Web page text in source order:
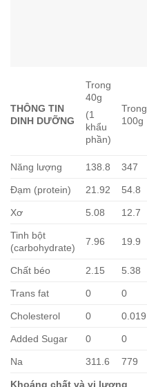
THÔNG TIN
DINH DƯỠNG
Trong
40g
(1
khẩu
phần)
Trong
100g
Năng lượng 138.8 347
Đạm (protein) 21.92 54.8
Xơ 5.08 12.7
Tinh bột
(carbohydrate)
7.96 19.9
Chất béo 2.15 5.38
Trans fat 0 0
Cholesterol 0 0.019
Added Sugar 0 0
Na 311.6 779
Khoáng chất và vi lượng